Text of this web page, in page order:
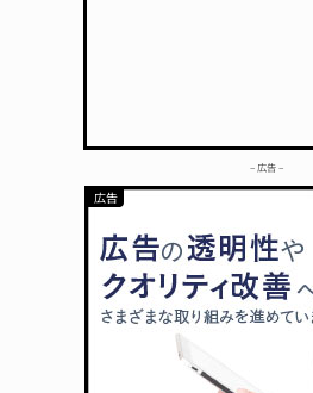
– 広告 –